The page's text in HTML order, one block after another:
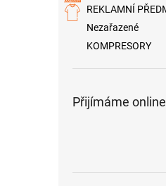
REKLAMNÍ
Nezařazené
KOMPRESORY
Přijímáme